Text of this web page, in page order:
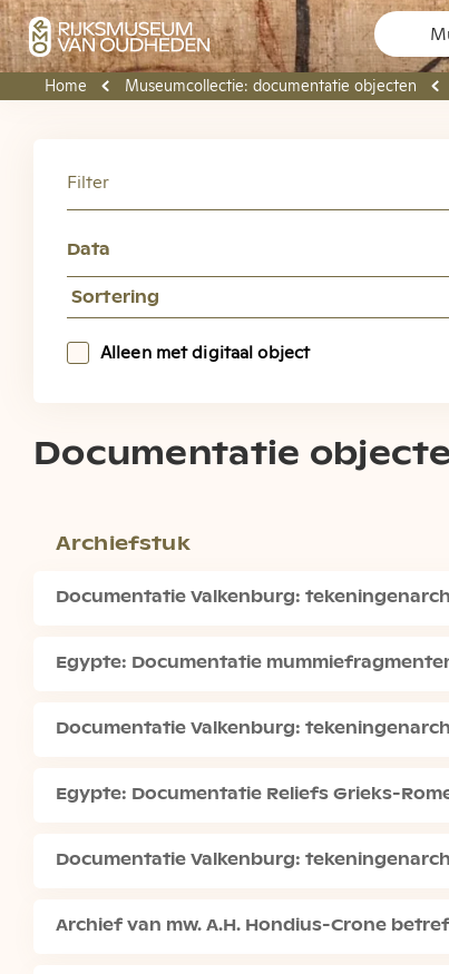
Hier
Home Museumcollectie: documentatie objecten
Filter
Data
Alleen met digitaal object
Documentatie
Archiefstuk
Documentatie Valkenburg:
Egypte: Documentatie mummiefragmenten
Documentatie Valkenburg:
Egypte: Documentatie Reliefs Grieks-
Documentatie Valkenburg:
Archief van mw. A.H. Hondius-Crone